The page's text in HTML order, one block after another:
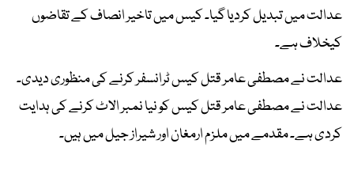
عدالت میں تبدیل کردیا گیا۔ کیس میں تاخیر انصاف کے تقاضوں
کیخلاف ہے۔
عدالت نے مصطفی عامر قتل کیس ٹرانسفر کرنے کی منظوری دیدی۔
عدالت نے مصطفی عامر قتل کیس کو نیا نمبر الاٹ کرنے کی ہدایت
کردی ہے۔ مقدمے میں ملزم ارمغان اور شیراز جیل میں ہیں۔